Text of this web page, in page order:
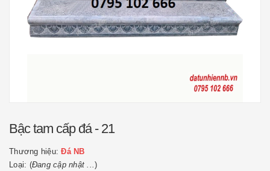
Bậc tam cấp đá - 21
Thương hiệu:Đá NB
Loại: (Đang cập nhật ...)